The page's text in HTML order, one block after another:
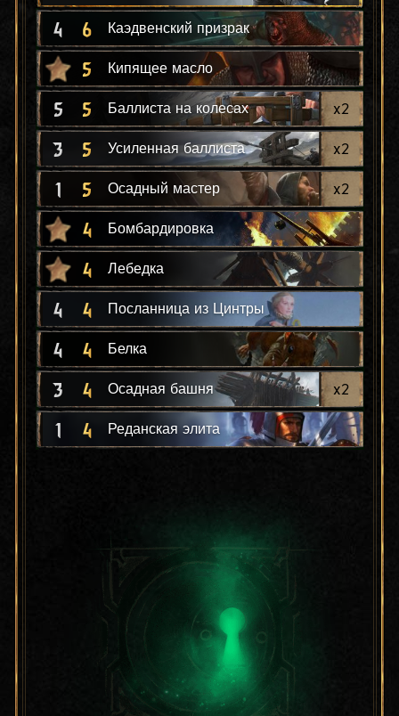
4 6 Каэдвенский призрак
5 Кипящее масло
5 5 Баллиста на колесах x2
3 5 Усиленная баллиста x2
1 5 Осадный мастер x2
4 Бомбардировка
4 Лебедка
4 4 Посланница из Цинтры
4 4 Белка
3 4 Осадная башня x2
1 4 Реданская элита